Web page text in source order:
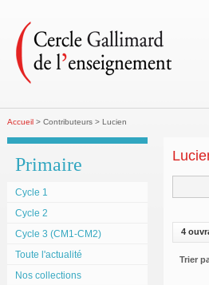
Accueil > Contributeurs > Lucien
Primaire
Cycle 1
Cycle 2
Cycle 3 (CM1-CM2)
Toute l'actualité
Nos collections
4
Trier